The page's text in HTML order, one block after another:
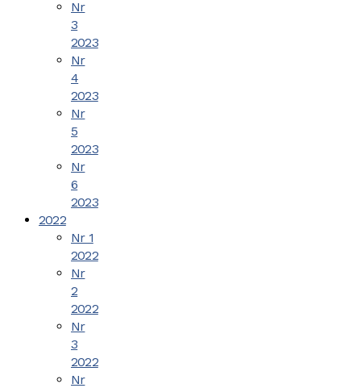
Nr
3
2023
Nr
4
2023
Nr
5
2023
Nr
6
2023
2022
Nr 1
2022
Nr
2
2022
Nr
3
2022
Nr